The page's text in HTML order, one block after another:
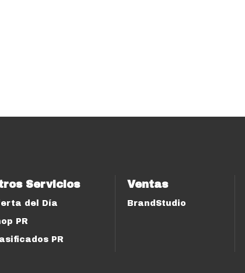
Servicios
del Día
PR
PR
Ventas
BrandStudio